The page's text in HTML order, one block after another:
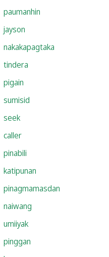
paumanhin
jayson
nakakapagtaka
tindera
pigain
sumisid
seek
caller
pinabili
katipunan
pinagmamasdan
naiwang
umiiyak
pinggan